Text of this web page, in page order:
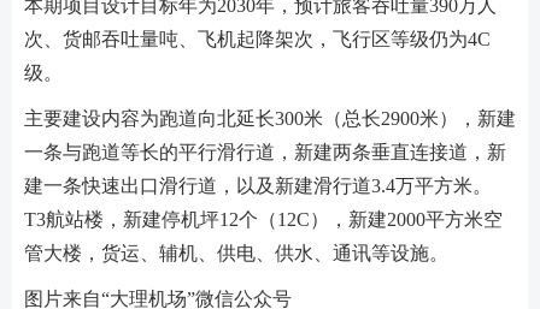
本期项目设计目标年为2030年，预计旅客吞吐量390万人
次、货邮吞吐量吨、飞机起降架次，飞行区等级仍为4C
级。
主要建设内容为跑道向北延长300米（总长2900米），新建
一条与跑道等长的平行滑行道，新建两条垂直连接道，新
建一条快速出口滑行道，以及新建滑行道3.4万平方米。
T3航站楼，新建停机坪12个（12C），新建2000平方米空
管大楼，货运、辅机、供电、供水、通讯等设施。
图片来自“大理机场”微信公众号